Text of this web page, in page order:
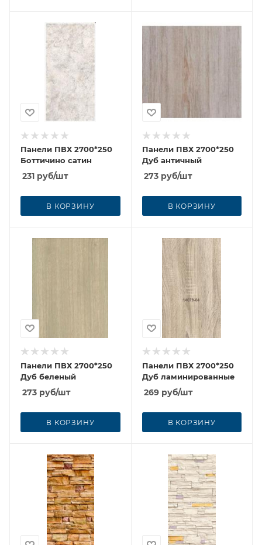
Панели ПВХ 2700*250
Боттичино сатин
231 руб/шт
В КОРЗИНУ
Панели ПВХ 2700*250
Дуб античный
273руб/шт
В КОРЗИНУ
Панели ПВХ 2700*250
Дуб беленый
273 руб/шт
В КОРЗИНУ
Панели ПВХ 2700*250
Дуб ламинированные
269руб/шт
В КОРЗИНУ